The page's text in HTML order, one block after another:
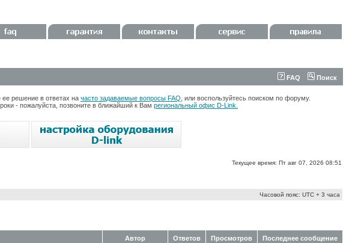
FAQ Поиск
решение в ответах на часто задаваемые вопросы FAQ , или воспользуйтесь поиском по форуму.
- пожалуйста, позвоните в ближайший к Вам региональный офис D-Link.
Текущее время: Пт авг 07, 2026 08:51
Часовой пояс: UTC + 3 часа
Автор Ответов Просмотров Последнее сообщение